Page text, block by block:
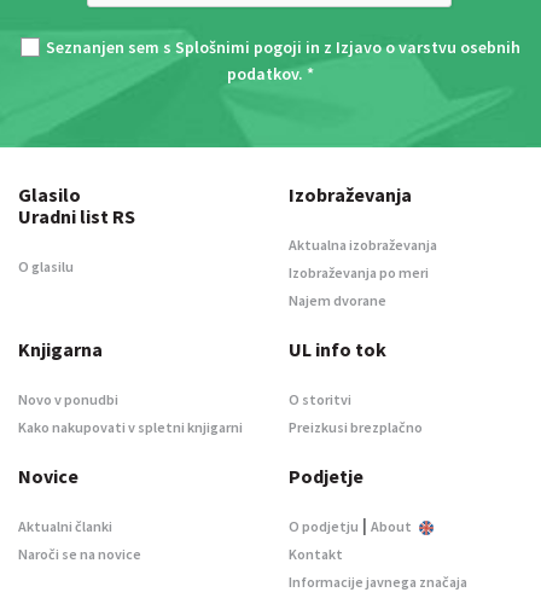
Seznanjen sem s Splošnimi pogoji in z Izjavo o varstvu osebnih
podatkov. *
Glasilo
Uradni list RS
O glasilu
Izobraževanja
Aktualna izobraževanja
Izobraževanja po meri
Najem dvorane
Knjigarna
Novo v ponudbi
Kako nakupovati v spletni knjigarni
UL info tok
O storitvi
Preizkusi brezplačno
Novice
Aktualni članki
Naroči se na novice
Podjetje
O podjetju | About
Kontakt
Informacije javnega značaja